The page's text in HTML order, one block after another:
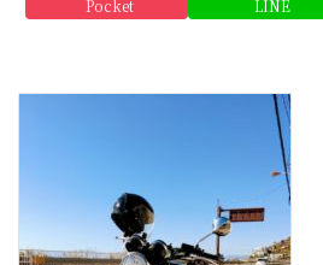
Pocket LINE